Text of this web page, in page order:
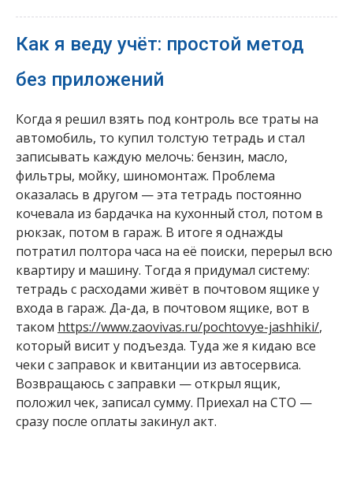
Как я веду учёт: простой метод
без приложений
Когда я решил взять под контроль все траты на
автомобиль, то купил толстую тетрадь и стал
записывать каждую мелочь: бензин, масло,
фильтры, мойку, шиномонтаж. Проблема
оказалась в другом — эта тетрадь постоянно
кочевала из бардачка на кухонный стол, потом в
рюкзак, потом в гараж. В итоге я однажды
потратил полтора часа на её поиски, перерыл всю
квартиру и машину. Тогда я придумал систему:
тетрадь с расходами живёт в почтовом ящике у
входа в гараж. Да-да, в почтовом ящике, вот в
таком https://www.zaovivas.ru/pochtovye-jashhiki/,
который висит у подъезда. Туда же я кидаю все
чеки с заправок и квитанции из автосервиса.
Возвращаюсь с заправки — открыл ящик,
положил чек, записал сумму. Приехал на СТО —
сразу после оплаты закинул акт.